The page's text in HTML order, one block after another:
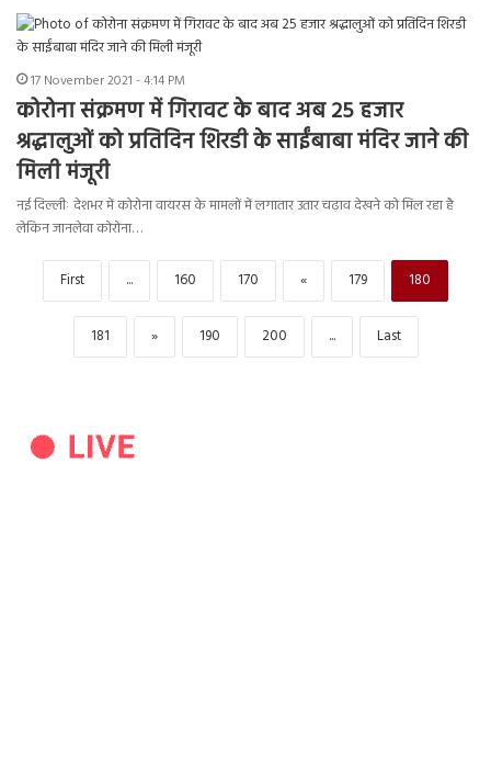
17 November 2021 - 4:14 PM
कोरोना संक्रमण में गिरावट के बाद अब 25 हजार
श्रद्धालुओं को प्रतिदिन शिरडी के साईंबाबा मंदिर जाने की
मिली मंजूरी
नई दिल्लीः देशभर में कोरोना वायरस के मामलों में लगातार उतार चढ़ाव देखने को मिल रहा है
लेकिन जानलेवा कोरोना…
First ... 160 170 « 179 180
181 » 190 200 ... Last